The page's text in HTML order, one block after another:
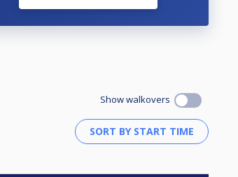
Show walkovers